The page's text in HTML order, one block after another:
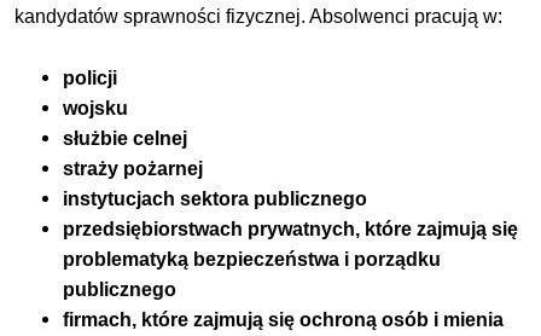
kandydatów sprawności fizycznej. Absolwenci pracują w:
policji
wojsku
służbie celnej
straży pożarnej
instytucjach sektora publicznego
przedsiębiorstwach prywatnych, które zajmują się
problematyką bezpieczeństwa i porządku
publicznego
firmach, które zajmują się ochroną osób i mienia